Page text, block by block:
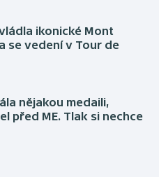
ikonické Mont
se vedení v Tour de
nějakou medaili,
před ME. Tlak si nechce